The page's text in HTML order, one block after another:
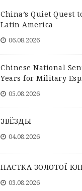
China’s Quiet Quest
Latin America
06.08.2026
Chinese National
Years for Military
05.08.2026
ЗВЁЗДЫ
04.08.2026
ПАСТКА ЗОЛОТОЇ
03.08.2026